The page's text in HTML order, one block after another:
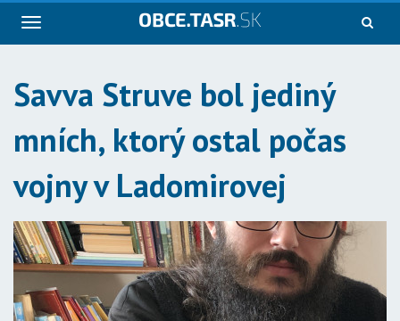
Navigácia
Savva Struve bol jediný
mních, ktorý ostal počas
vojny v Ladomirovej